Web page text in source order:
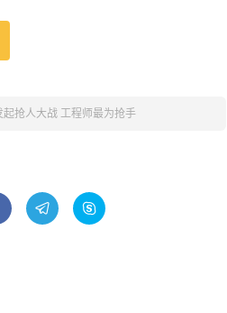
抢人大战 工程师最为抢手
 